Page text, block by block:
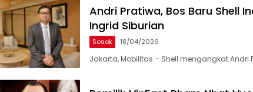
Andri Pratiwa, Bos Baru Shell
Ingrid Siburian
Sosok 18/04/2026
Jakarta, Mobilitas – Shell mengangkat Andri